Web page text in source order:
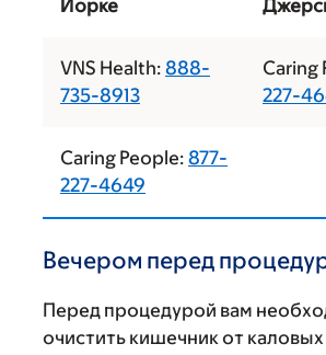
Йорке
VNS Health: 888-
735-8913
Caring
227-
Caring People: 877-
227-4649
Вечером перед
Перед процедурой вам
очистить кишечник от